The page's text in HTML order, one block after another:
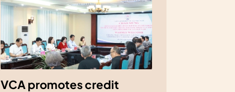
VCA promotes credit